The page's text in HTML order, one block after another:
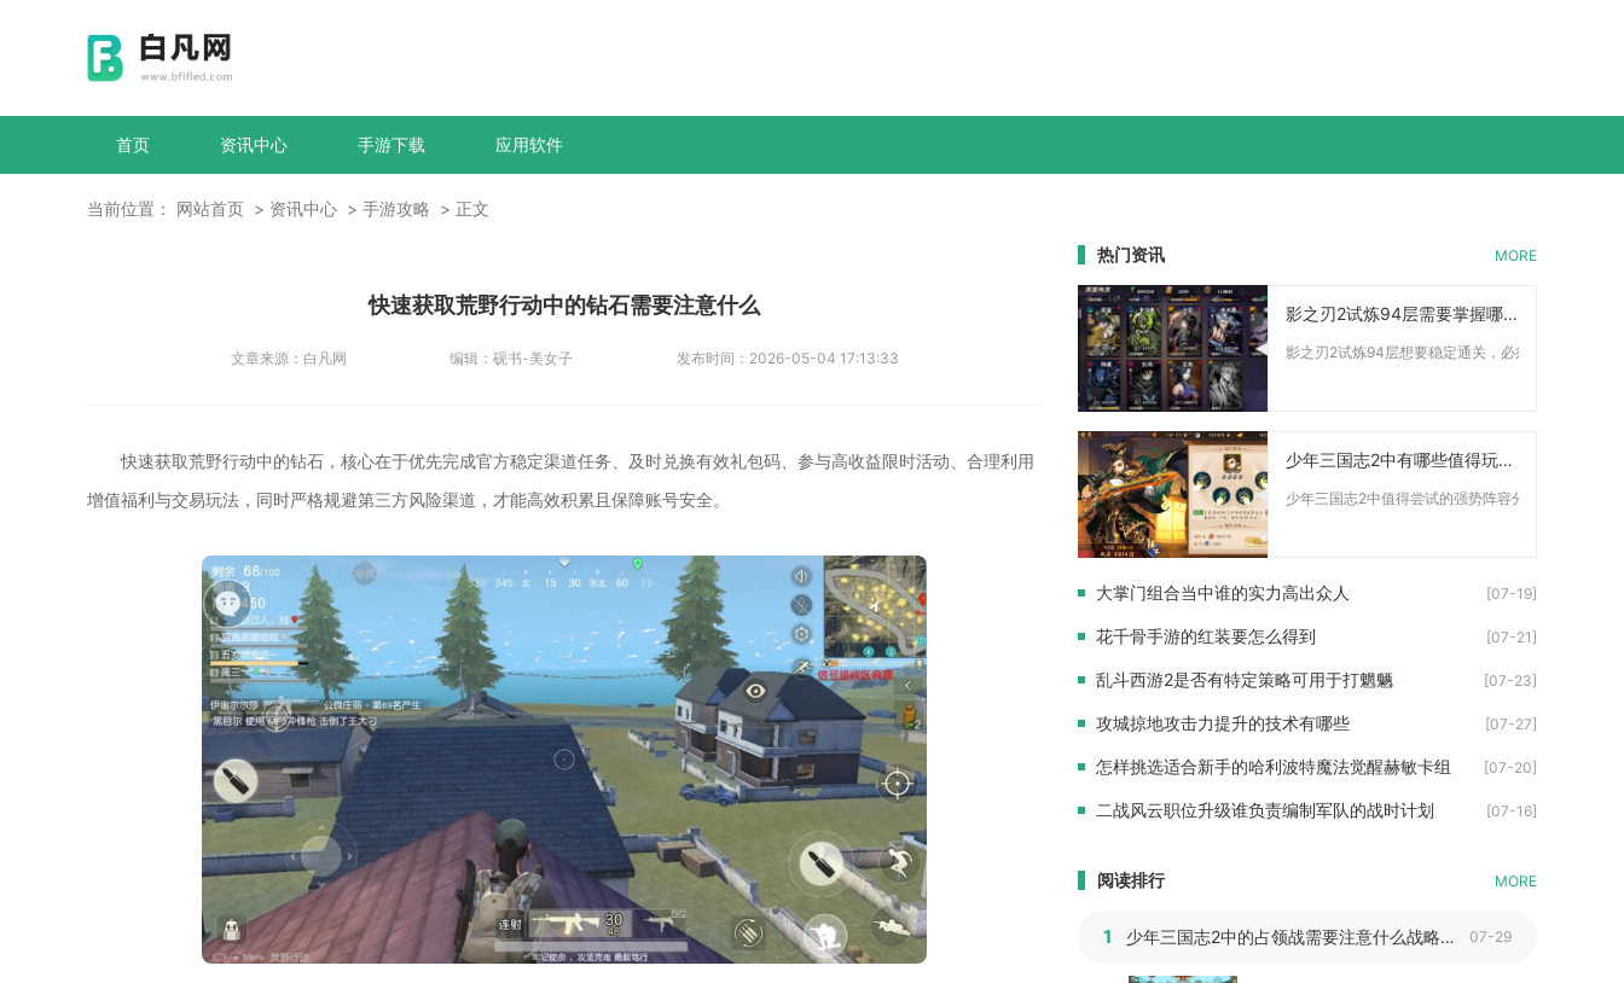
首页 资讯中心 手游下载 应用软件
当前位置： 网站首页 资讯中心 手游攻略 正文
快速获取荒野行动中的钻石需要注意什么
文章来源： 白凡网 编辑： 砚书-美女子 发布时间： 2026-05-04 17:13:33
快速获取荒野行动中的钻石，核心在于优先完成官方稳定渠道任务、及时兑换有效礼包码、参与高收益限时活动、合理利用
增值福利与交易玩法，同时严格规避第三方风险渠道，才能高效积累且保障账号安全。
热门资讯 MORE
影之刃2试炼94层需要掌握哪些基本战斗技巧
影之刃2试炼94层想要稳定通关，必须熟练掌握完美
少年三国志2中有哪些值得玩家尝试的强阵容
少年三国志2中值得尝试的强势阵容分为魏国天金控
大掌门组合当中谁的实力高出众人 [07-19]
花千骨手游的红装要怎么得到 [07-21]
乱斗西游2是否有特定策略可用于打魍魉 [07-23]
攻城掠地攻击力提升的技术有哪些 [07-27]
怎样挑选适合新手的哈利波特魔法觉醒赫敏卡组 [07-20]
二战风云职位升级谁负责编制军队的战时计划 [07-16]
阅读排行 MORE
1 少年三国志2中的占领战需要注意什么战略要点 07-29